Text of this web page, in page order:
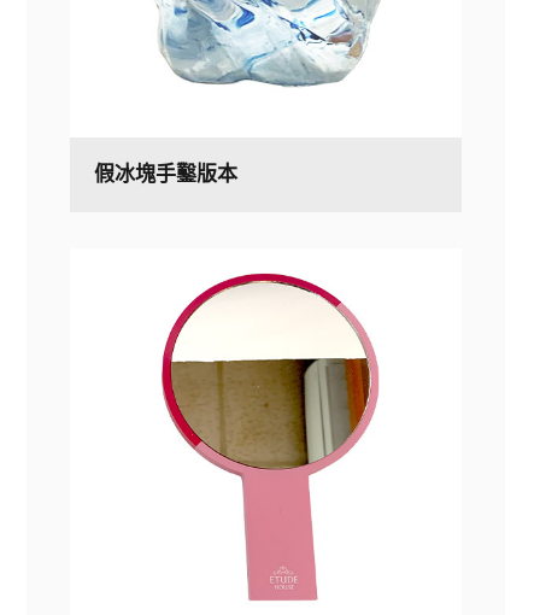
假冰塊手鑿版本